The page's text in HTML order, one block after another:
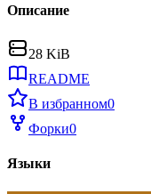
Описание
28 KiB
README
В избранном0
Форки0
Языки